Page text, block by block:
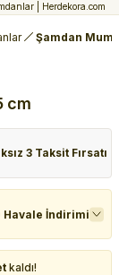
Şamdan
cm
3 Taksit Fırsatı
Havale İndirimi
kaldı!